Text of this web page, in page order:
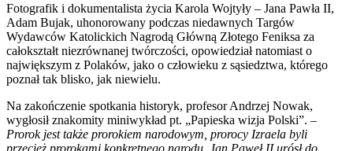
Fotografik i dokumentalista życia Karola Wojtyły – Jana Pawła II,
Adam Bujak, uhonorowany podczas niedawnych Targów
Wydawców Katolickich Nagrodą Główną Złotego Feniksa za
całokształt niezrównanej twórczości, opowiedział natomiast o
największym z Polaków, jako o człowieku z sąsiedztwa, którego
poznał tak blisko, jak niewielu.
Na zakończenie spotkania historyk, profesor Andrzej Nowak,
wygłosił znakomity miniwykład pt. „Papieska wizja Polski”. –
Prorok jest także prorokiem narodowym, prorocy Izraela byli
przecież prorokami konkretnego narodu. Jan Paweł II urósł do